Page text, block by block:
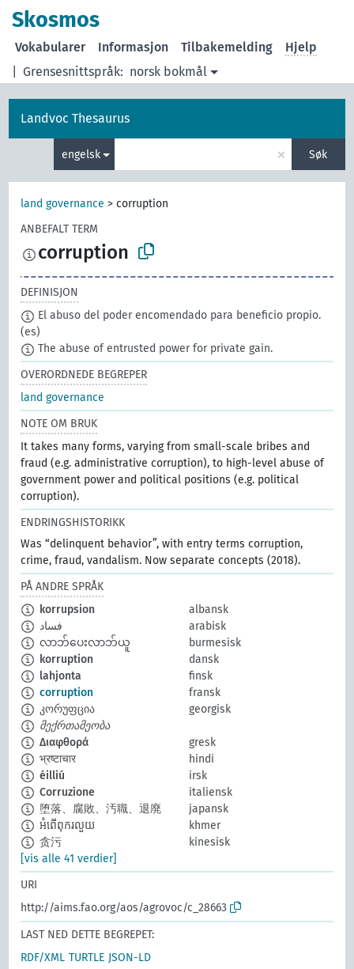
Skosmos
Grensesnittspråk: norsk bokmål
Vokabularer Informasjon Tilbakemelding Hjelp
Landvoc Thesaurus
engelsk × Søk
land governance >corruption
ANBEFALT TERM
corruption
DEFINISJON
El abuso del poder encomendado para beneficio propio.
(es)
The abuse of entrusted power for private gain.
OVERORDNEDE BEGREPER
land governance
NOTE OM BRUK
It takes many forms, varying from small-scale bribes and
fraud (e.g. administrative corruption), to high-level abuse of
government power and political positions (e.g. political
corruption).
ENDRINGSHISTORIKK
Was “delinquent behavior”, with entry terms corruption,
crime, fraud, vandalism. Now separate concepts (2018).
PÅ ANDRE SPRÅK
korrupsion
albansk
فساد
arabisk
လာဘ်ပေးလာဘ်ယူ
burmesisk
korruption
dansk
lahjonta
finsk
corruption
fransk
კორუფცია
georgisk
მექრთამეობა
Διαφθορά
gresk
भ्रष्टाचार
hindi
éilliú
irsk
Corruzione
italiensk
堕落、腐敗、汚職、退廃
japansk
អំពើពុករលួយ
khmer
贪污
kinesisk
[vis alle 41 verdier]
URI
http://aims.fao.org/aos/agrovoc/c_28663
LAST NED DETTE BEGREPET:
RDF/XML TURTLE JSON-LD